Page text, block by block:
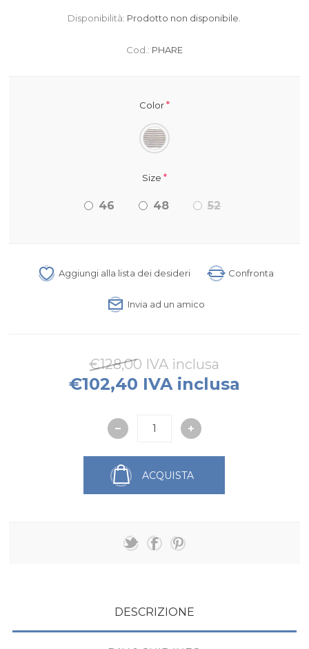
Disponibilità: Prodotto non disponibile.
Cod.: PHARE
Color*
Size *
46 48 52
Aggiungi alla lista dei desideri Confronta
Invia ad un amico
€128,00 IVA inclusa
€102,40 IVA inclusa
ACQUISTA
DESCRIZIONE